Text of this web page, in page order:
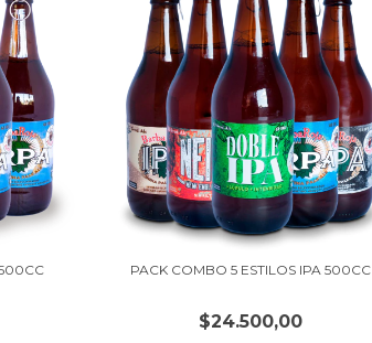
PACK COMBO 5 ESTILOS IPA 500CC
$24.500,00